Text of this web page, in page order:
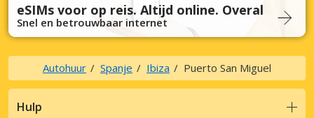
eSIMs voor op reis. Altijd online. Overal
Snel en betrouwbaar internet
Autohuur Spanje Ibiza Puerto San Miguel
Hulp